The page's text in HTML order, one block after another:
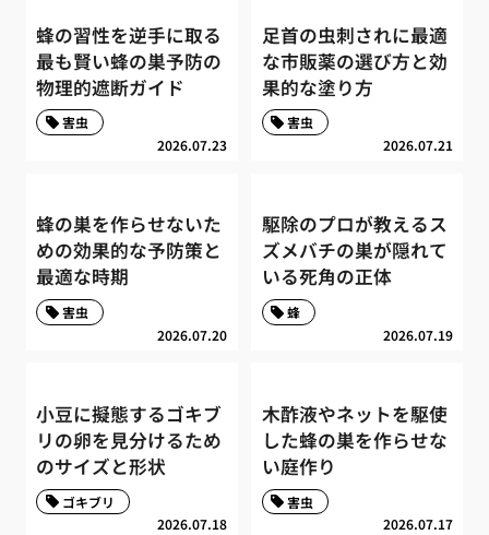
蜂の習性を逆手に取る
最も賢い蜂の巣予防の
物理的遮断ガイド
2026.07.23
害虫
足首の虫刺されに最適
な市販薬の選び方と効
果的な塗り方
2026.07.21
害虫
蜂の巣を作らせないた
めの効果的な予防策と
最適な時期
2026.07.20
害虫
駆除のプロが教えるス
ズメバチの巣が隠れて
いる死角の正体
2026.07.19
蜂
小豆に擬態するゴキブ
リの卵を見分けるため
のサイズと形状
2026.07.18
ゴキブリ
木酢液やネットを駆使
した蜂の巣を作らせな
い庭作り
2026.07.17
害虫